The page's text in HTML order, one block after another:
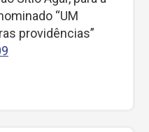
“UM
providências”